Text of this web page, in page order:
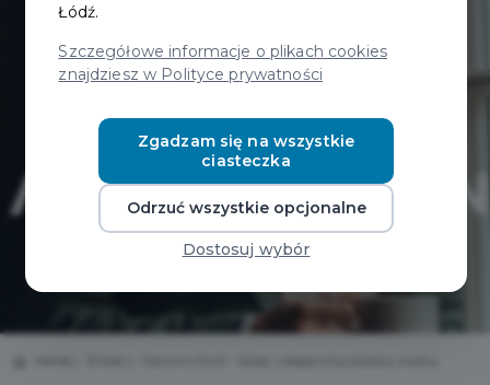
Łódź.
Szczegółowe informacje o plikach cookies
znajdziesz w Polityce prywatności
Zgadzam się na wszystkie
ciasteczka
Odrzuć wszystkie opcjonalne
Dostosuj wybór